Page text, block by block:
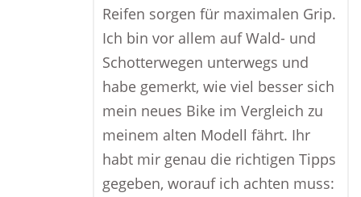
Reifen sorgen für maximalen Grip.
Ich bin vor allem auf Wald- und
Schotterwegen unterwegs und
habe gemerkt, wie viel besser sich
mein neues Bike im Vergleich zu
meinem alten Modell fährt. Ihr
habt mir genau die richtigen Tipps
gegeben, worauf ich achten muss: